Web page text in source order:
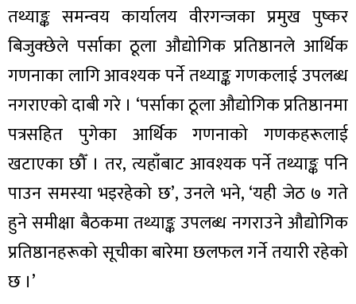
तथ्याङ्क समन्वय कार्यालय वीरगन्जका प्रमुख पुष्कर
बिजुक्छेले पर्साका ठूला औद्योगिक प्रतिष्ठानले आर्थिक
गणनाका लागि आवश्यक पर्ने तथ्याङ्क गणकलाई उपलब्ध
नगराएको दाबी गरे । ‘पर्साका ठूला औद्योगिक प्रतिष्ठानमा
पत्रसहित पुगेका आर्थिक गणनाको गणकहरूलाई
खटाएका छौँ । तर, त्यहाँबाट आवश्यक पर्ने तथ्याङ्क पनि
पाउन समस्या भइरहेको छ’, उनले भने, ‘यही जेठ ७ गते
हुने समीक्षा बैठकमा तथ्याङ्क उपलब्ध नगराउने औद्योगिक
प्रतिष्ठानहरूको सूचीका बारेमा छलफल गर्ने तयारी रहेको
छ ।’